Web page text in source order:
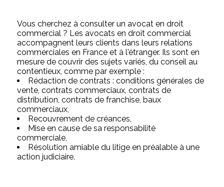
Vous cherchez à consulter un avocat en droit
commercial ? Les avocats en droit commercial
accompagnent leurs clients dans leurs relations
commerciales en France et à l'étranger. Ils sont en
mesure de couvrir des sujets variés, du conseil au
contentieux, comme par exemple :
Rédaction de contrats : conditions générales de
vente, contrats commerciaux, contrats de
distribution, contrats de franchise, baux
commerciaux,
Recouvrement de créances,
Mise en cause de sa responsabilité
commerciale,
Résolution amiable du litige en préalable à une
action judiciaire.